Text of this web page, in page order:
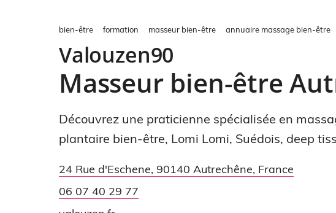
bien-être formation masseur bien-être annuaire massage bien-être
Valouzen90
Masseur bien-être
Découvrez une praticienne spécialisée en
plantaire bien-être, Lomi Lomi, Suédois, deep
24 Rue d'Eschene, 90140 Autrechêne, France
06 07 40 29 77